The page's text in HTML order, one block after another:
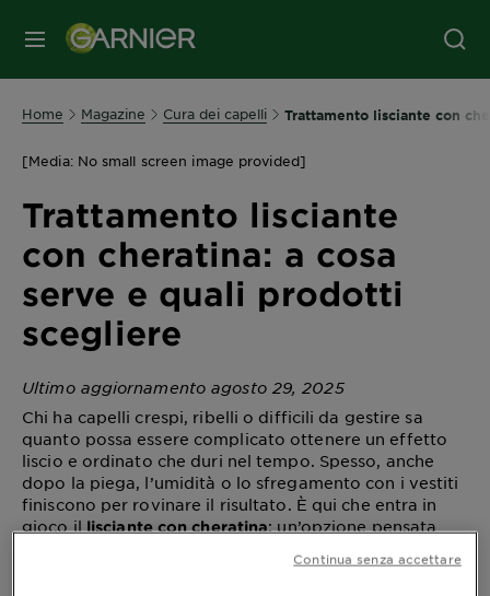
MENU
Home Magazine Cura dei capelli Trattamento lisciante con
[Media: No small screen image provided]
Trattamento lisciante
con cheratina: a cosa
serve e quali prodotti
scegliere
Ultimo aggiornamento agosto 29, 2025
Chi ha capelli crespi, ribelli o difficili da gestire sa
quanto possa essere complicato ottenere un effetto
liscio e ordinato che duri nel tempo. Spesso, anche
dopo la piega, l’umidità o lo sfregamento con i vestiti
finiscono per rovinare il risultato. È qui che entra in
gioco illisciante con cheratina: un’opzione pensata
lasciandoli più morbidi, lucenti e visibilmente più lisci.
Continua senza accettare